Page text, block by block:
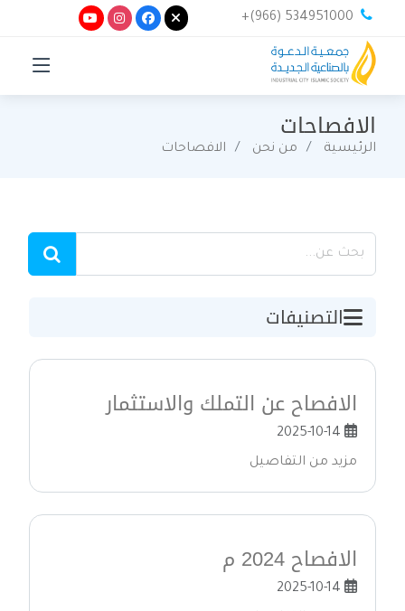
+(966) 534951000
الافصاحات
الرئيسية من نحن الافصاحات
التصنيفات
الافصاح عن التملك والاستثمار
مزيد من التفاصيل
الافصاح 2024 م